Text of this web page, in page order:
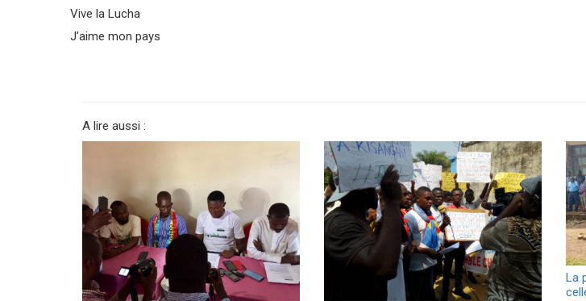
Vive la Lucha
J’aime mon pays
A lire aussi :
La